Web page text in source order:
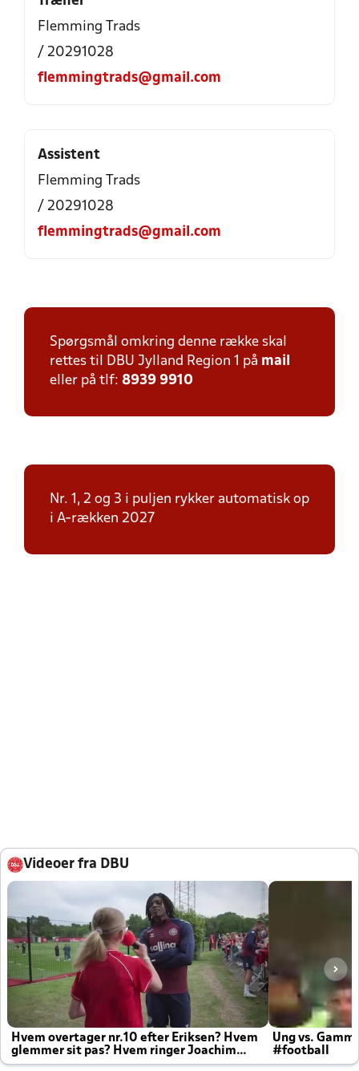
Flemming Trads
/ 20291028
flemmingtrads@gmail.com
Assistent
Flemming Trads
/ 20291028
flemmingtrads@gmail.com
Spørgsmål omkring denne række skal
rettes til DBU Jylland Region 1 på mail
eller på tlf: 8939 9910
Nr. 1, 2 og 3 i puljen rykker automatisk op
i A-rækken 2027
Videoer fra DBU
Hvem overtager nr.10 efter Eriksen? Hvem
glemmer sit pas? Hvem ringer Joachim
altid til efter kampe?
Ung vs.
#football